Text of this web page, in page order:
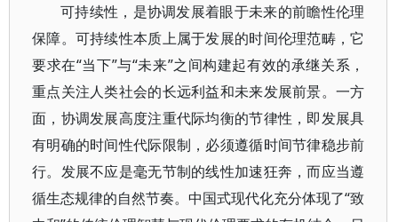
可持续性，是协调发展着眼于未来的前瞻性伦理
保障。可持续性本质上属于发展的时间伦理范畴，它
要求在“当下”与“未来”之间构建起有效的承继关系，
重点关注人类社会的长远利益和未来发展前景。一方
面，协调发展高度注重代际均衡的节律性，即发展具
有明确的时间性代际限制，必须遵循时间节律稳步前
行。发展不应是毫无节制的线性加速狂奔，而应当遵
循生态规律的自然节奏。中国式现代化充分体现了“致